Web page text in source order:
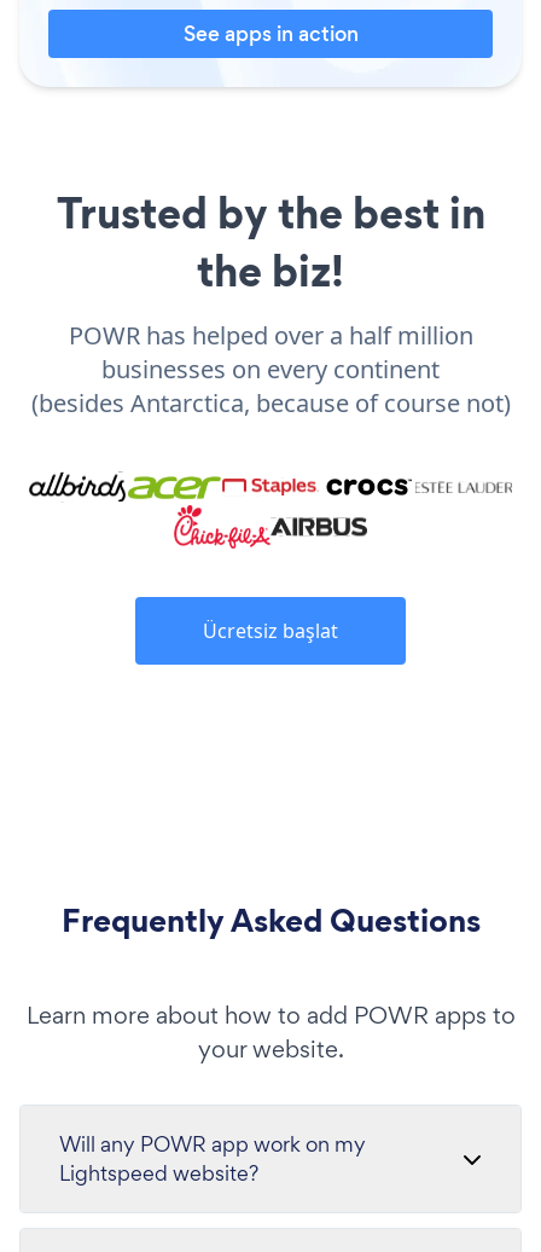
See apps in action
Trusted by the best in
the biz!
POWR has helped over a half million
businesses on every continent
(besides Antarctica, because of course not)
Ücretsiz başlat
Frequently Asked Questions
Learn more about how to add POWR apps to
your website.
Will any POWR app work on my
Lightspeed website?